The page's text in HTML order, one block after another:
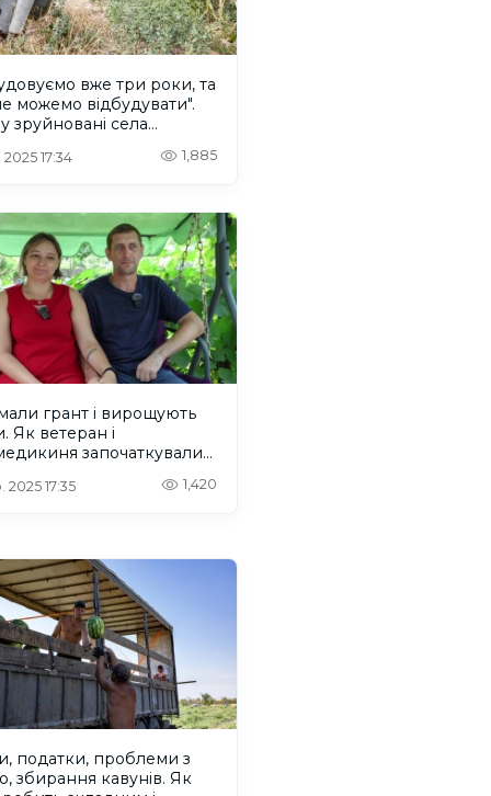
вже три роки, та
можемо відбудувати".
зруйновані села
2025 17:34 1,885
грант і вирощують
Як ветеран і
започаткували
справу
2025 17:35 1,420
податки, проблеми з
збирання кавунів. Як